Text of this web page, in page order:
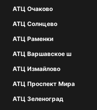
АТЦ Очаково
АТЦ Солнцево
АТЦ Раменки
АТЦ Варшавское ш
АТЦ Измайлово
АТЦ Проспект Мира
АТЦ Зеленоград